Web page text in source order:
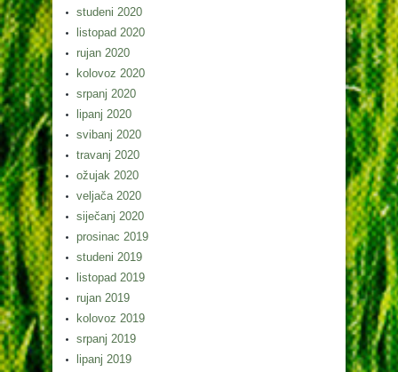
studeni 2020
listopad 2020
rujan 2020
kolovoz 2020
srpanj 2020
lipanj 2020
svibanj 2020
travanj 2020
ožujak 2020
veljača 2020
siječanj 2020
prosinac 2019
studeni 2019
listopad 2019
rujan 2019
kolovoz 2019
srpanj 2019
lipanj 2019